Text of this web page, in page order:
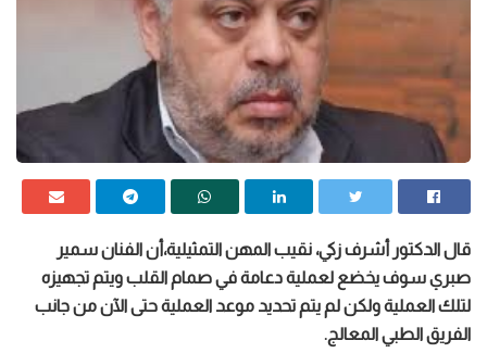
قال الدكتور أشرف زكي، نقيب المهن التمثيلية،أن الفنان سمير
صبري سوف يخضع لعملية دعامة في صمام القلب ويتم تجهيزه
لتلك العملية ولكن لم يتم تحديد موعد العملية حتى الآن من جانب
الفريق الطبي المعالج.